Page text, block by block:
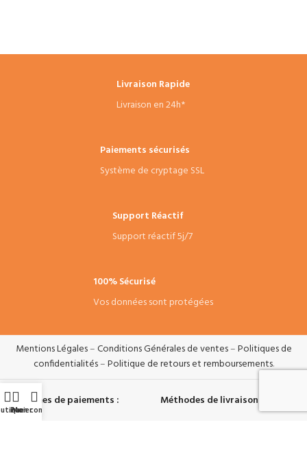
Livraison Rapide
Livraison en 24h*
Paiements sécurisés
Système de cryptage SSL
Support Réactif
Support réactif 5j/7
100% Sécurisé
Vos données sont protégées
Mentions Légales–Conditions Générales de ventes–Politiques de
confidentialités–Politique de retours et remboursements.
Systèmes de paiements : Méthodes de livraisons :
Panier
Mon compte